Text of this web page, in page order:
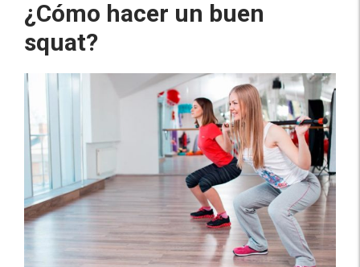
¿Cómo hacer un buen
squat?